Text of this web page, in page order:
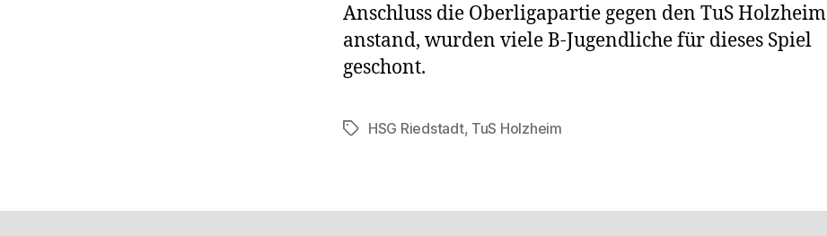
Anschluss die Oberligapartie gegen den TuS Holzheim
anstand, wurden viele B-Jugendliche für dieses Spiel
geschont.
Schlagwörter
HSG Riedstadt, TuS Holzheim